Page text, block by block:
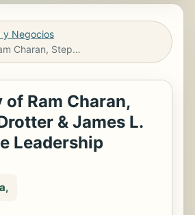
y Negocios
Summary of Ram Charan, Stephen Drotter & James L. Noel's The Leadership Pipeline
of Ram Charan,
& James L.
Leadership